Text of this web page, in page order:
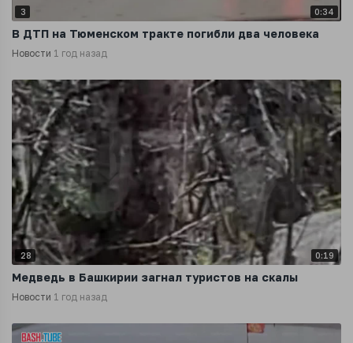
3 0:34
В ДТП на Тюменском тракте погибли два человека
Новости 1 год назад
28 0:19
Медведь в Башкирии загнал туристов на скалы
Новости 1 год назад